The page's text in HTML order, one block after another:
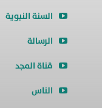
السنة النبوية
الرسالة
قناة المجد
الناس